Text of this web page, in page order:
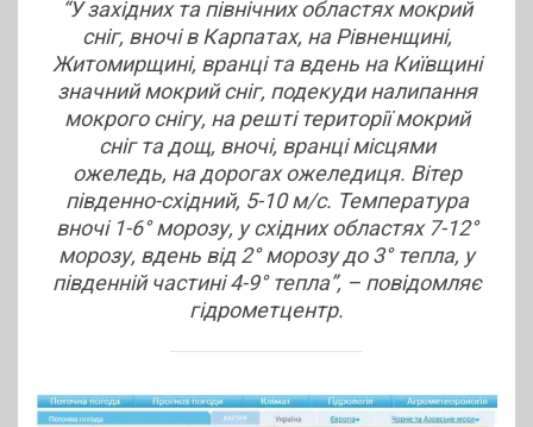
“У західних та північних областях мокрий
сніг, вночі в Карпатах, на Рівненщині,
Житомирщині, вранці та вдень на Київщині
значний мокрий сніг, подекуди налипання
мокрого снігу, на решті території мокрий
сніг та дощ, вночі, вранці місцями
ожеледь, на дорогах ожеледиця. Вітер
південно-східний, 5-10 м/с. Температура
вночі 1-6° морозу, у східних областях 7-12°
морозу, вдень від 2° морозу до 3° тепла, у
південній частині 4-9° тепла”, – повідомляє
гідрометцентр.